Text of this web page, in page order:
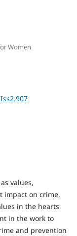
Women
values,
impact on crime,
​​in the hearts
in the work to
and prevention